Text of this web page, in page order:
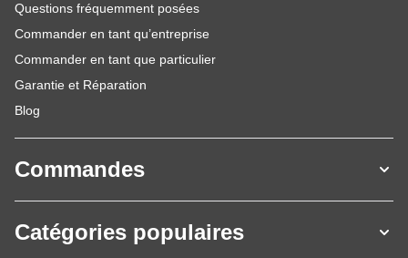
Questions fréquemment posées
Commander en tant qu’entreprise
Commander en tant que particulier
Garantie et Réparation
Blog
Commandes
Catégories populaires